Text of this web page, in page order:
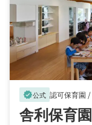
verified公式 認可保育園 /
舎利保育園